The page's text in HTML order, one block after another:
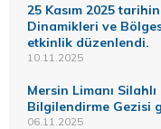
25 Kasım 2025
Dinamikleri ve
etkinlik düzenlendi.
10.11.2025
Mersin Limanı
Bilgilendirme Gezisi
06.11.2025